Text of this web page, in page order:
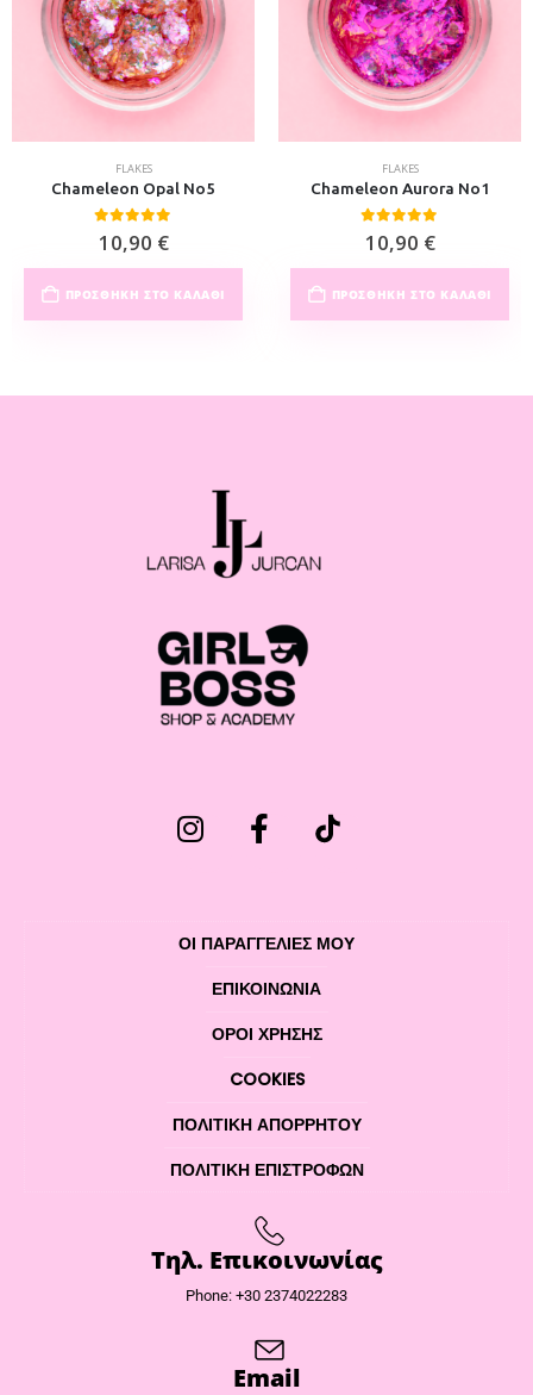
FLAKES
Chameleon Opal No5
0out of 5
10,90 €
ΠΡΟΣΘΉΚΗ ΣΤΟ ΚΑΛΆΘΙ
FLAKES
Chameleon Aurora No1
0out of 5
10,90 €
ΠΡΟΣΘΉΚΗ ΣΤΟ ΚΑΛΆΘΙ
ΟΙ ΠΑΡΑΓΓΕΛΙΕΣ ΜΟΥ
ΕΠΙΚΟΙΝΩΝΊΑ
ΌΡΟΙ ΧΡΉΣΗΣ
COOKIES
ΠΟΛΙΤΙΚΉ ΑΠΟΡΡΉΤΟΥ
ΠΟΛΙΤΙΚΉ ΕΠΙΣΤΡΟΦΏΝ
Τηλ. Επικοινωνίας
Phone: +30 2374022283
Email